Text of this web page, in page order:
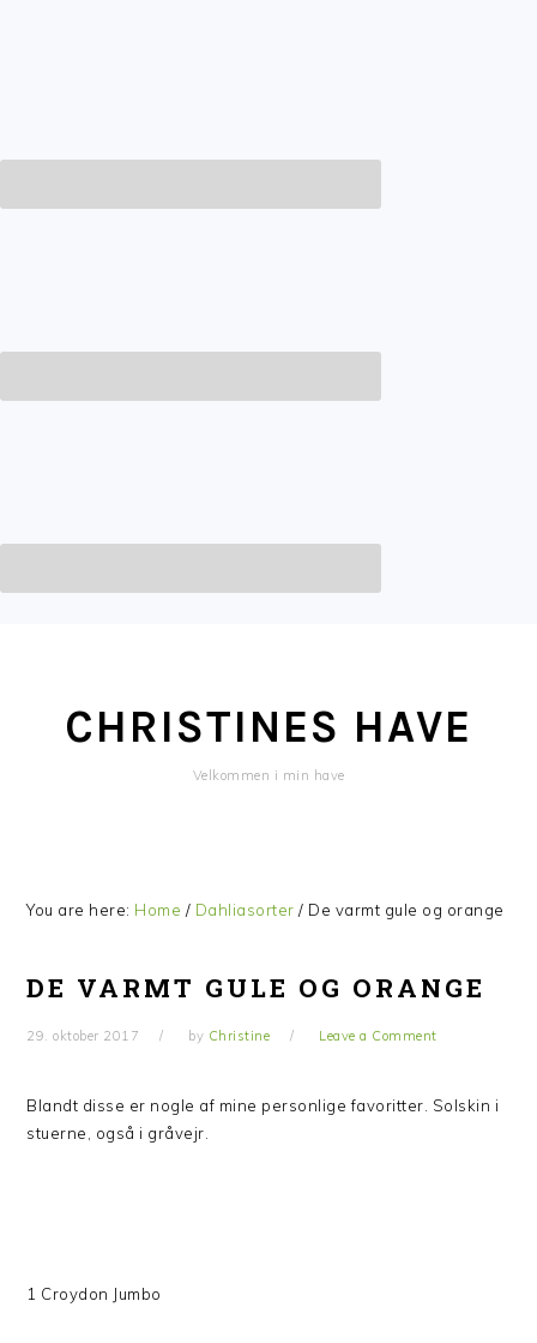
navigationCHRISTINES HAVE
Velkommen i min have
You are here: Home / Dahliasorter / De varmt gule og orange
DE VARMT GULE OG ORANGE
29. oktober 2017 by Christine Leave a Comment
Blandt disse er nogle af mine personlige favoritter. Solskin i
stuerne, også i gråvejr.
1 Croydon Jumbo